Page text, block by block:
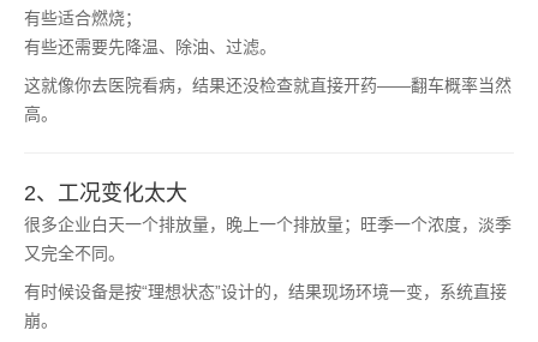
有些适合燃烧；
有些还需要先降温、除油、过滤。
这就像你去医院看病，结果还没检查就直接开药——翻车概率当然
高。
2、工况变化太大
很多企业白天一个排放量，晚上一个排放量；旺季一个浓度，淡季
又完全不同。
有时候设备是按“理想状态”设计的，结果现场环境一变，系统直接
崩。